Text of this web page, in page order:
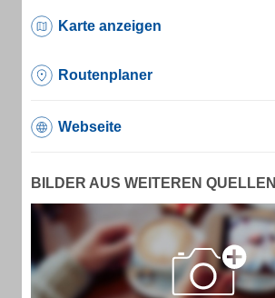
Karte anzeigen
Routenplaner
Webseite
BILDER AUS WEITEREN QUELLEN